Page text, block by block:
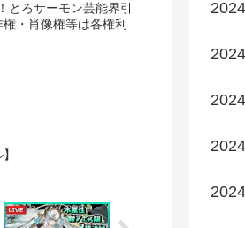
ろサーモン芸能界引
・肖像権等は各権利